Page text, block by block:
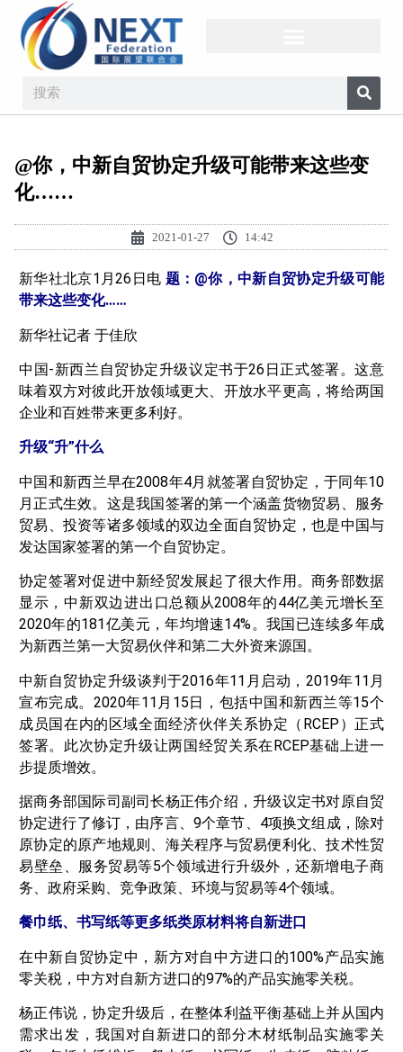
@你，中新自贸协定升级可能带来这些变
化……
2021-01-27 14:42
新华社北京1月26日电 题：@你，中新自贸协定升级可能
带来这些变化……
新华社记者 于佳欣
中国-新西兰自贸协定升级议定书于26日正式签署。这意
味着双方对彼此开放领域更大、开放水平更高，将给两国
企业和百姓带来更多利好。
升级“升”什么
中国和新西兰早在2008年4月就签署自贸协定，于同年10
月正式生效。这是我国签署的第一个涵盖货物贸易、服务
贸易、投资等诸多领域的双边全面自贸协定，也是中国与
发达国家签署的第一个自贸协定。
协定签署对促进中新经贸发展起了很大作用。商务部数据
显示，中新双边进出口总额从2008年的44亿美元增长至
2020年的181亿美元，年均增速14%。我国已连续多年成
为新西兰第一大贸易伙伴和第二大外资来源国。
中新自贸协定升级谈判于2016年11月启动，2019年11月
宣布完成。2020年11月15日，包括中国和新西兰等15个
成员国在内的区域全面经济伙伴关系协定（RCEP）正式
签署。此次协定升级让两国经贸关系在RCEP基础上进一
步提质增效。
据商务部国际司副司长杨正伟介绍，升级议定书对原自贸
协定进行了修订，由序言、9个章节、4项换文组成，除对
原协定的原产地规则、海关程序与贸易便利化、技术性贸
易壁垒、服务贸易等5个领域进行升级外，还新增电子商
务、政府采购、竞争政策、环境与贸易等4个领域。
餐巾纸、书写纸等更多纸类原材料将自新进口
在中新自贸协定中，新方对自中方进口的100%产品实施
零关税，中方对自新方进口的97%的产品实施零关税。
杨正伟说，协定升级后，在整体利益平衡基础上并从国内
需求出发，我国对自新进口的部分木材纸制品实施零关